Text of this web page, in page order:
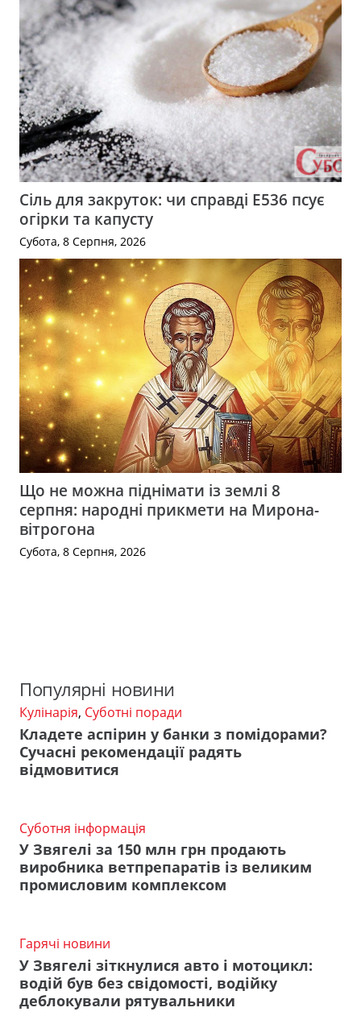
Сіль для закруток: чи справді Е536 псує
огірки та капусту
Субота, 8 Серпня, 2026
Що не можна піднімати із землі 8
серпня: народні прикмети на Мирона-
вітрогона
Субота, 8 Серпня, 2026
Популярні новини
Кулінарія, Суботні поради
Кладете аспірин у банки з помідорами?
Сучасні рекомендації радять
відмовитися
Суботня інформація
У Звягелі за 150 млн грн продають
виробника ветпрепаратів із великим
промисловим комплексом
Гарячі новини
У Звягелі зіткнулися авто і мотоцикл:
водій був без свідомості, водійку
деблокували рятувальники